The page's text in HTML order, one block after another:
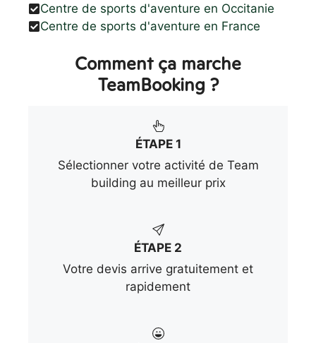
Centre de sports d'aventure en Occitanie
Centre de sports d'aventure en France
Comment ça marche
TeamBooking ?
ÉTAPE 1
Sélectionner votre activité de Team
building au meilleur prix
ÉTAPE 2
Votre devis arrive gratuitement et
rapidement